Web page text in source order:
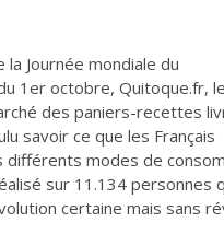
la Journée mondiale du
1er octobre, Quitoque.fr,
des paniers-recettes
savoir ce que les Français
différents modes de
sur 11.134 personnes
certaine mais sans